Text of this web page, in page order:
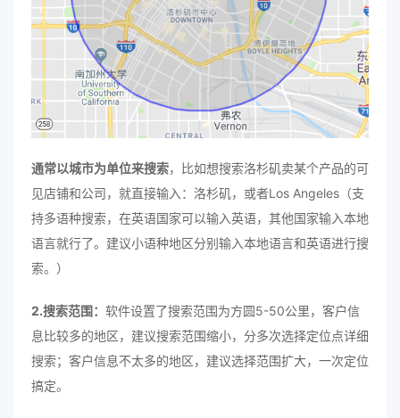
通常以城市为单位来搜索，比如想搜索洛杉矶卖某个产品的可
见店铺和公司，就直接输入：洛杉矶，或者Los Angeles（支
持多语种搜索，在英语国家可以输入英语，其他国家输入本地
语言就行了。建议小语种地区分别输入本地语言和英语进行搜
索。）
2.搜索范围： 软件设置了搜索范围为方圆5-50公里，客户信
息比较多的地区，建议搜索范围缩小，分多次选择定位点详细
搜索；客户信息不太多的地区，建议选择范围扩大，一次定位
搞定。